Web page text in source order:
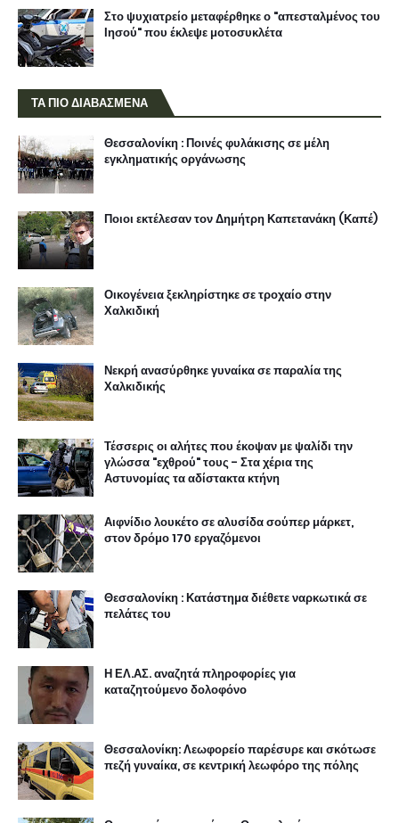
Στο ψυχιατρείο μεταφέρθηκε ο "απεσταλμένος του
Ιησού" που έκλεψε μοτοσυκλέτα
ΤΑ ΠΙΟ ΔΙΑΒΑΣΜΕΝΑ
Θεσσαλονίκη : Ποινές φυλάκισης σε μέλη
εγκληματικής οργάνωσης
Ποιοι εκτέλεσαν τον Δημήτρη Καπετανάκη (Καπέ)
Οικογένεια ξεκληρίστηκε σε τροχαίο στην
Χαλκιδική
Νεκρή ανασύρθηκε γυναίκα σε παραλία της
Χαλκιδικής
Τέσσερις οι αλήτες που έκοψαν με ψαλίδι την
γλώσσα "εχθρού" τους - Στα χέρια της
Αστυνομίας τα αδίστακτα κτήνη
Αιφνίδιο λουκέτο σε αλυσίδα σούπερ μάρκετ,
στον δρόμο 170 εργαζόμενοι
Θεσσαλονίκη : Κατάστημα διέθετε ναρκωτικά σε
πελάτες του
Η ΕΛ.ΑΣ. αναζητά πληροφορίες για
καταζητούμενο δολοφόνο
Θεσσαλονίκη: Λεωφορείο παρέσυρε και σκότωσε
πεζή γυναίκα, σε κεντρική λεωφόρο της πόλης